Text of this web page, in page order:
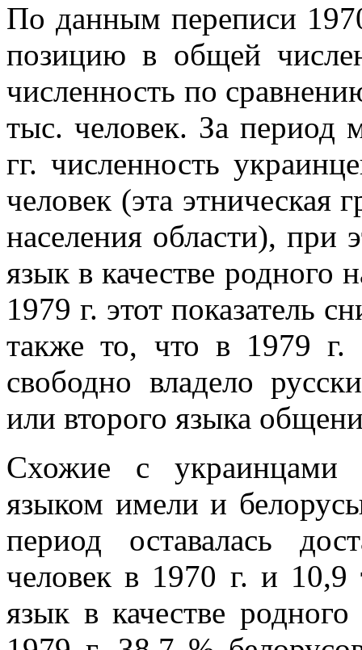
По данным переписи
позицию в общей
численность по
тыс. человек. За период
гг. численность
человек (эта этническая
населения области), при
язык в качестве родного
1979 г. этот показатель
также то, что в 1979 г.
свободно владело
или второго языка
Схожие с украинцами
языком имели и
период оставалась
человек в 1970 г. и
язык в качестве